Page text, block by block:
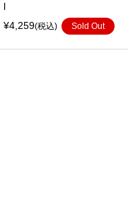
l
¥4,259(税込) Sold Out